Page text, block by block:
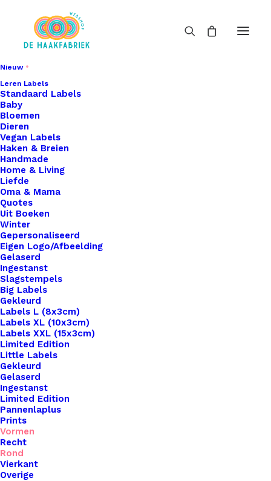
Nieuw
Leren Labels
Standaard Labels
Baby
Bloemen
Dieren
Vegan Labels
Haken & Breien
Handmade
Home & Living
Liefde
Oma & Mama
Quotes
Uit Boeken
Winter
Gepersonaliseerd
Eigen Logo/Afbeelding
Gelaserd
Ingestanst
Slagstempels
Big Labels
Gekleurd
Labels L (8x3cm)
Labels XL (10x3cm)
Labels XXL (15x3cm)
Limited Edition
Little Labels
Gekleurd
Gelaserd
Ingestanst
Limited Edition
Pannenlaplus
Prints
Vormen
Recht
Rond
Vierkant
Overige
Home
Leren Labels
Mini Label Rond 17mm Snake Grey
Mini Label Rond
17mm Snake Grey
€
Breng een vleugje persoonlijkheid en